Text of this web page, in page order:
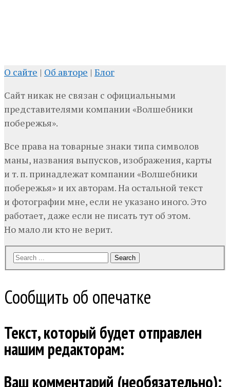
О сайте | Об авторе | Блог
Сайт никак не связан с официальными
представителями компании «Волшебники
побережья».
Все права на товарные знаки типа символов
маны, названия выпусков, изображения, карты
и т. п. принадлежат компании «Волшебники
побережья» и их авторам. На остальной текст
и фотографии мне, если не указано иного. Это
работает, даже если не писать тут об этом.
Но мало ли кто не верит.
Search
Сообщить об опечатке
Текст, который будет отправлен
нашим редакторам:
Ваш комментарий (необязательно):